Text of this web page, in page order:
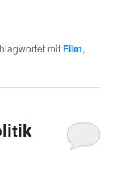
mitFilm,